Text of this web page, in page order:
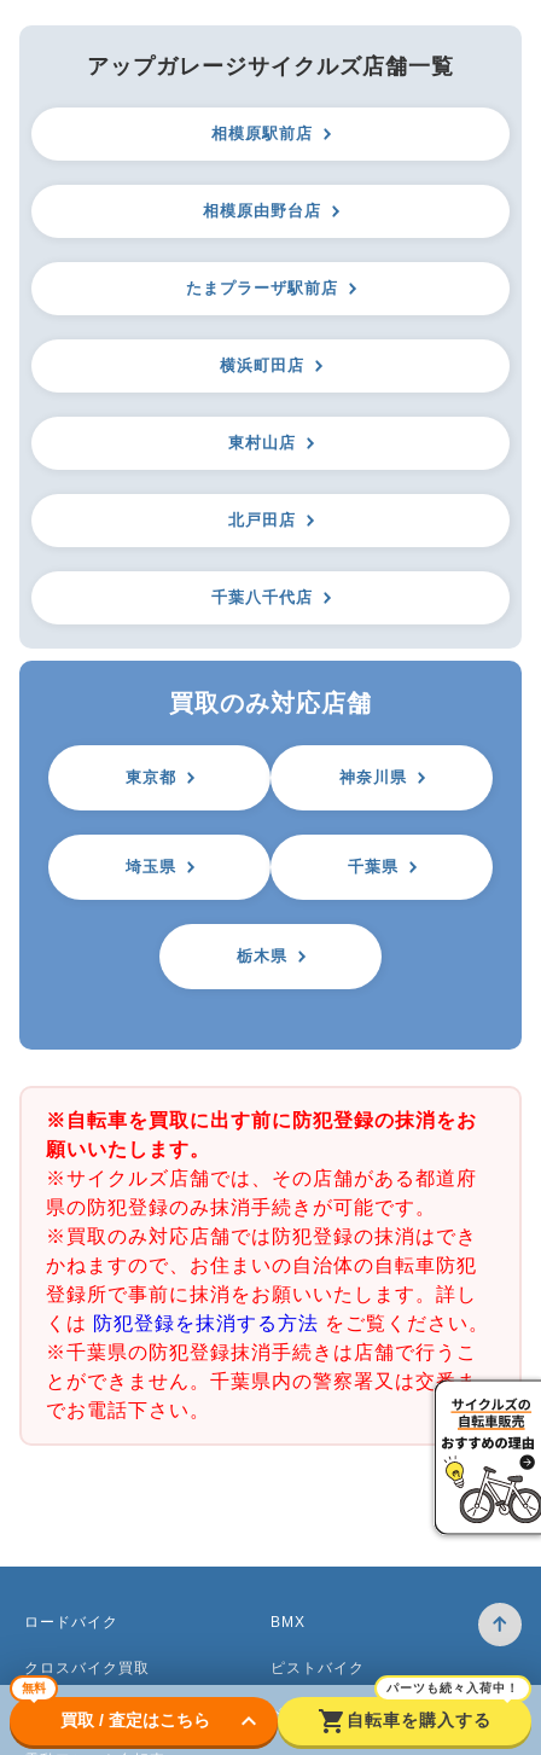
アップガレージサイクルズ店舗一覧
相模原駅前店
相模原由野台店
たまプラーザ駅前店
横浜町田店
東村山店
北戸田店
千葉八千代店
買取のみ対応店舗
東京都 神奈川県
埼玉県 千葉県
栃木県
※自転車を買取に出す前に防犯登録の抹消をお
願いいたします。
※サイクルズ店舗では、その店舗がある都道府
県の防犯登録のみ抹消手続きが可能です。
※買取のみ対応店舗では防犯登録の抹消はでき
かねますので、お住まいの自治体の自転車防犯
登録所で事前に抹消をお願いいたします。詳し
くは 防犯登録を抹消する方法 をご覧ください。
※千葉県の防犯登録抹消手続きは店舗で行うこ
とができません。千葉県内の警察署又は交番ま
でお電話下さい。
無料
買取 / 査定はこちら keyboard_arrow_down shopping_cart
パーツも続々入荷中！
自転車を購入する
ロードバイク
クロスバイク買取
マウンテンバイク買取
BMX
ピストバイク
ベビーカー